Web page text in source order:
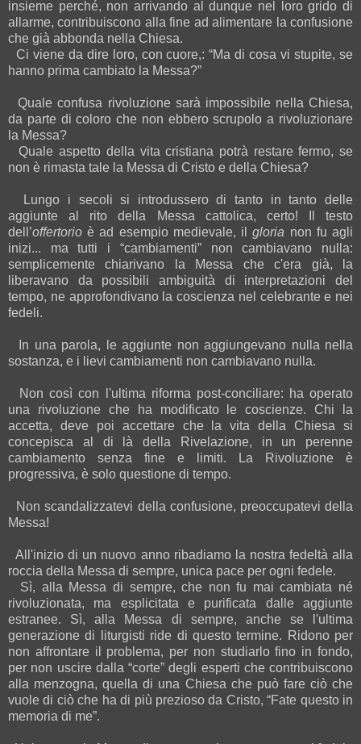
insieme perché, non arrivando al dunque nel loro grido di
allarme, contribuiscono alla fine ad alimentare la confusione
che già abbonda nella Chiesa.
Ci viene da dire loro, con cuore,: “Ma di cosa vi stupite, se
hanno prima cambiato la Messa?”
Quale confusa rivoluzione sarà impossibile nella Chiesa,
da parte di coloro che non ebbero scrupolo a rivoluzionare
la Messa?
Quale aspetto della vita cristiana potrà restare fermo, se
non è rimasta tale la Messa di Cristo e della Chiesa?
Lungo i secoli si introdussero di tanto in tanto delle
aggiunte al rito della Messa cattolica, certo! Il testo
dell’offertorioè ad esempio medievale, ilgloria non fu agli
inizi... ma tutti i “cambiamenti” non cambiavano nulla:
semplicemente chiarivano la Messa che c'era già, la
liberavano da possibili ambiguità di interpretazioni del
tempo, ne approfondivano la coscienza nel celebrante e nei
fedeli.
In una parola, le aggiunte non aggiungevano nulla nella
sostanza, e i lievi cambiamenti non cambiavano nulla.
Non così con l'ultima riforma post-conciliare: ha operato
una rivoluzione che ha modificato le coscienze. Chi la
accetta, deve poi accettare che la vita della Chiesa si
concepisca al di là della Rivelazione, in un perenne
cambiamento senza fine e limiti. La Rivoluzione è
progressiva, è solo questione di tempo.
Non scandalizzatevi della confusione, preoccupatevi della
Messa!
All'inizio di un nuovo anno ribadiamo la nostra fedeltà alla
roccia della Messa di sempre, unica pace per ogni fedele.
Sì, alla Messa di sempre, che non fu mai cambiata né
rivoluzionata, ma esplicitata e purificata dalle aggiunte
estranee. Sì, alla Messa di sempre, anche se l'ultima
generazione di liturgisti ride di questo termine. Ridono per
non affrontare il problema, per non studiarlo fino in fondo,
per non uscire dalla “corte” degli esperti che contribuiscono
alla menzogna, quella di una Chiesa che può fare ciò che
vuole di ciò che ha di più prezioso da Cristo, “Fate questo in
memoria di me”.